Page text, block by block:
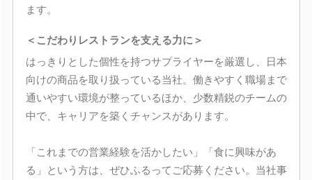
ます。
＜こだわりレストランを支える力に＞
はっきりとした個性を持つサプライヤーを厳選し、日本
向けの商品を取り扱っている当社。働きやすく職場まで
通いやすい環境が整っているほか、少数精鋭のチームの
中で、キャリアを築くチャンスがあります。
「これまでの営業経験を活かしたい」「食に興味があ
る」という方は、ぜひふるってご応募ください。当社事